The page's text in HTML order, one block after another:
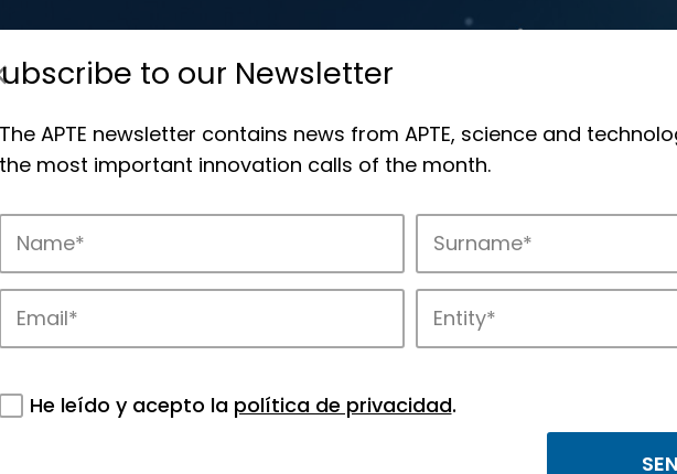
drive innovation in APTE’s parks.
to our Newsletter
The APTE newsletter contains news from APTE, science and
the most important innovation calls of the month.
He leído y acepto la política de privacidad.